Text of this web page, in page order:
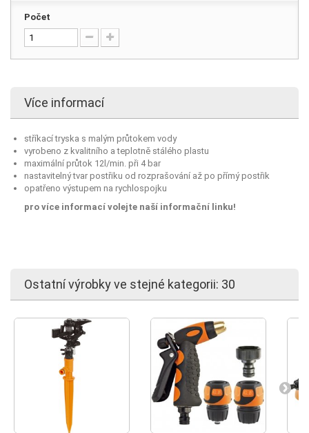
Počet
Více informací
stříkací tryska s malým průtokem vody
vyrobeno z kvalitního a teplotně stálého plastu
maximální průtok 12l/min. při 4 bar
nastavitelný tvar postřiku od rozprašování až po přímý postřik
opatřeno výstupem na rychlospojku
pro více informací volejte naší informační linku!
Ostatní výrobky ve stejné kategorii: 30